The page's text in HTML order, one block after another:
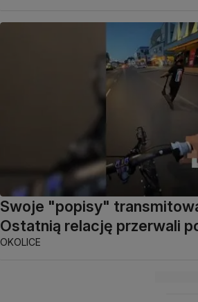
Swoje "popisy"
Ostatnią relację przerwali
OKOLICE